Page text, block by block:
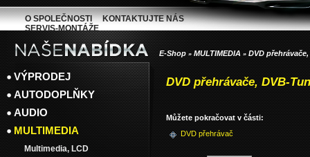
E-Shop » MULTIMEDIA » DVD
DVD přehrávače, DVB-
Můžete pokračovat v části:
DVD přehrávač
VÝPRODEJ
AUTODOPLŇKY
AUDIO
MULTIMEDIA
Multimedia, LCD
O SPOLEČNOSTI
KONTAKTUJTE NÁS
SERVIS-MONTÁŽE